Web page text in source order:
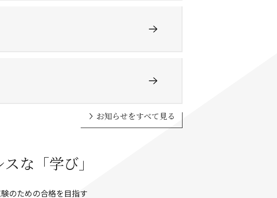
お知らせをすべて見る
な「学び」
のための合格を目指す